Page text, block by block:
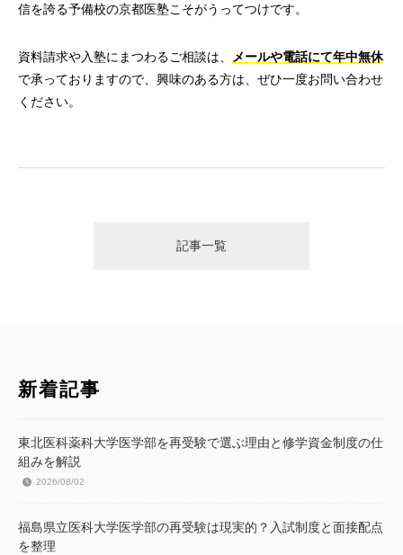
信を誇る予備校の京都医塾こそがうってつけです。
資料請求や入塾にまつわるご相談は、
メールや電話にて年中無休
で承っておりますので、興味のある方は、ぜひ一度お問い合わせ
ください。
記事一覧
新着記事
東北医科薬科大学医学部を再受験で選ぶ理由と修学資金制度の仕
組みを解説
2026/08/02
福島県立医科大学医学部の再受験は現実的？入試制度と面接配点
を整理